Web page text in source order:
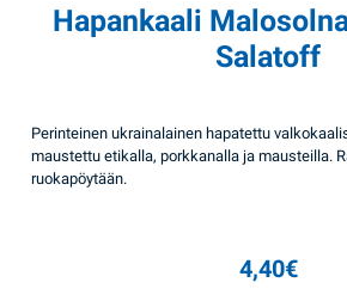
Hapankaali
Salatoff
Perinteinen ukrainalainen hapatettu
maustettu etikalla, porkkanalla ja mausteilla.
ruokapöytään.
4,40€